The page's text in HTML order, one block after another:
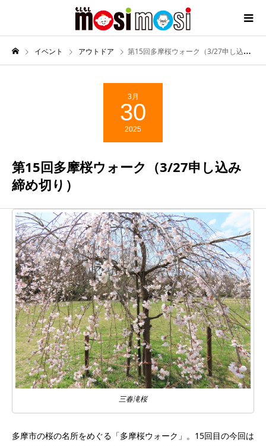
イベント アウトドア 第15回多摩桜ウォーク（3/27申し込み締め切り）
3月
30
2025
第15回多摩桜ウォーク（3/27申し込み
締め切り）
三春滝桜
多摩市の桜の名所をめぐる「多摩桜ウォーク」。15回目の今回は